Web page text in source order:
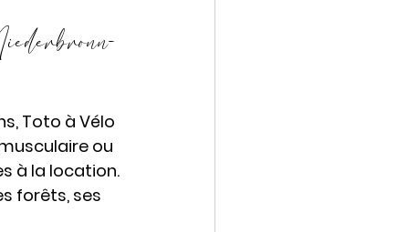
Toto à Vélo
ou
à la location.
forêts, ses